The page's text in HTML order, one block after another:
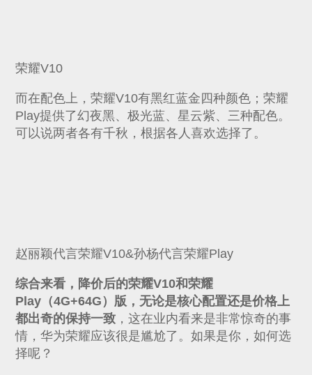
荣耀V10
而在配色上，荣耀V10有黑红蓝金四种颜色；荣耀
Play提供了幻夜黑、极光蓝、星云紫、三种配色。
可以说两者各有千秋，根据各人喜欢选择了。
赵丽颖代言荣耀V10&孙杨代言荣耀Play
综合来看，降价后的荣耀V10和荣耀
Play（4G+64G）版，无论是核心配置还是价格上
都出奇的保持一致 ，这在业内看来是非常惊奇的事
情，华为荣耀应该很是尴尬了。如果是你，如何选
择呢？